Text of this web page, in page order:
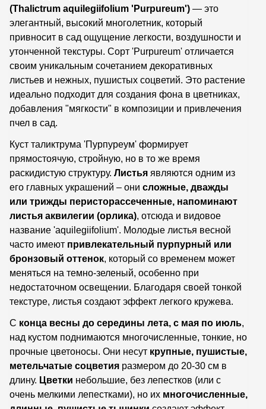
(Thalictrum aquilegiifolium 'Purpureum') — это
элегантный, высокий многолетник, который
привносит в сад ощущение легкости, воздушности и
утонченной текстуры. Сорт 'Purpureum' отличается
своим уникальным сочетанием декоративных
листьев и нежных, пушистых соцветий. Это растение
идеально подходит для создания фона в цветниках,
добавления "мягкости" в композиции и привлечения
пчел в сад.
Куст таликтрума 'Пурпуреум' формирует
прямостоячую, стройную, но в то же время
раскидистую структуру. Листья являются одним из
его главных украшений – они сложные, дважды
или трижды перисторассеченные, напоминают
листья аквилегии (орлика), отсюда и видовое
название 'aquilegiifolium'. Молодые листья весной
часто имеют привлекательный пурпурный или
бронзовый оттенок, который со временем может
меняться на темно-зеленый, особенно при
недостаточном освещении. Благодаря своей тонкой
текстуре, листья создают эффект легкого кружева.
С конца весны до середины лета, с мая по июль,
над кустом поднимаются многочисленные, тонкие, но
прочные цветоносы. Они несут крупные, пушистые,
метельчатые соцветия размером до 20-30 см в
длину. Цветки небольшие, без лепестков (или с
очень мелкими лепестками), но их многочисленные,